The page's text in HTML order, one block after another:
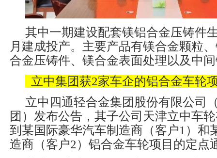
其中一期建设配套镁铝合金压铸件
月建成投产。主要产品有镁合金颗粒
合金压铸件、镁合金表面处理以及中
立中集团获2家车企的铝合金车轮
立中四通轻合金集团股份有限公司
团）发布公告，其子公司天津立中车
到某国际豪华汽车制造商（客户1）和
造商（客户2）铝合金车轮项目的定点